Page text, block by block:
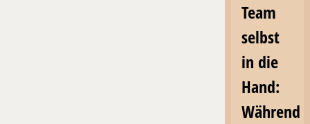
Team
selbst
in die
Hand:
Während